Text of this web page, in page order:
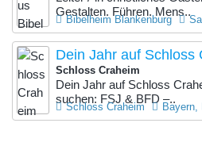
Gestalten. Führen. Mens..
Bibelheim Blankenburg
Dein Jahr auf Schloss
Schloss Craheim
Dein Jahr auf Schloss
suchen: FSJ & BFD –..
Schloss Craheim Bayern,